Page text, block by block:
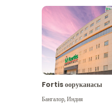
Fortis ооруканасы
Бангалор,Индия